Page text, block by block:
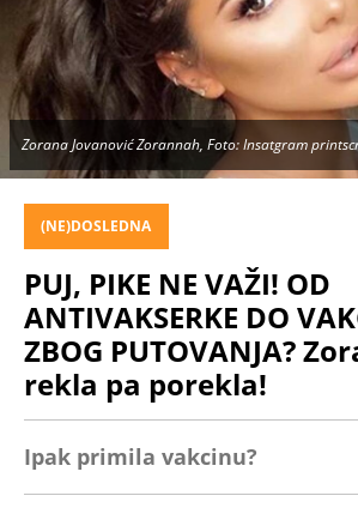
Zorana Jovanović Zorannah, Foto: Insatgram
(NE)DOSLEDNA
PUJ, PIKE NE VAŽI! OD
ANTIVAKSERKE DO
ZBOG PUTOVANJA?
rekla pa porekla!
Ipak primila vakcinu?